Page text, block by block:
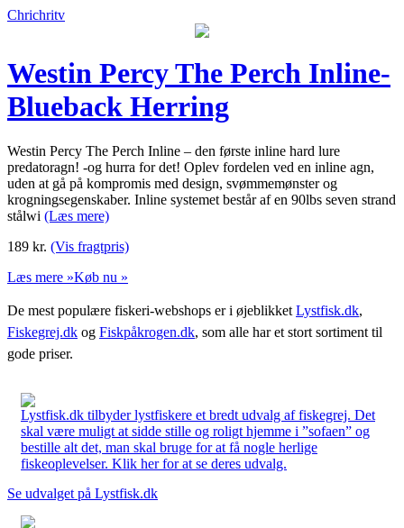
Chrichritv
Westin Percy The Perch Inline-
Blueback Herring
Westin Percy The Perch Inline – den første inline hard lure
predatoragn! -og hurra for det! Oplev fordelen ved en inline agn,
uden at gå på kompromis med design, svømmemønster og
krogningsegenskaber. Inline systemet består af en 90lbs seven strand
stålwi (Læs mere)
189 kr. (Vis fragtpris)
Læs mere »Køb nu »
De mest populære fiskeri-webshops er i øjeblikket Lystfisk.dk,
Fiskegrej.dk og Fiskpåkrogen.dk, som alle har et stort sortiment til
gode priser.
Lystfisk.dk tilbyder lystfiskere et bredt udvalg af fiskegrej. Det
skal være muligt at sidde stille og roligt hjemme i ”sofaen” og
bestille alt det, man skal bruge for at få nogle herlige
fiskeoplevelser. Klik her for at se deres udvalg.
Se udvalget på Lystfisk.dk